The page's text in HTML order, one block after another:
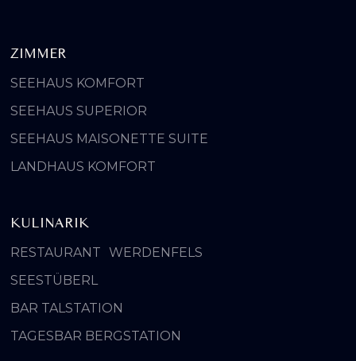
ZIMMER
SEEHAUS KOMFORT
SEEHAUS SUPERIOR
SEEHAUS MAISONETTE SUITE
LANDHAUS KOMFORT
KULINARIK
RESTAURANT WERDENFELS
SEESTÜBERL
BAR TALSTATION
TAGESBAR BERGSTATION